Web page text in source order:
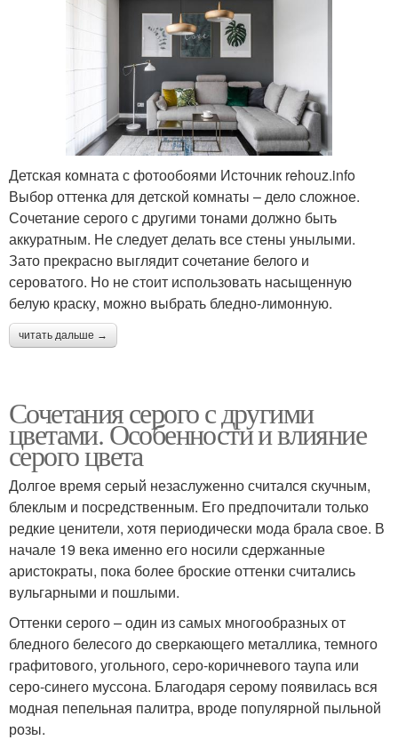
Детская комната с фотообоями Источник rehouz.info
Выбор оттенка для детской комнаты – дело сложное.
Сочетание серого с другими тонами должно быть
аккуратным. Не следует делать все стены унылыми.
Зато прекрасно выглядит сочетание белого и
сероватого. Но не стоит использовать насыщенную
белую краску, можно выбрать бледно-лимонную.
читать дальше →
Сочетания серого с другими
цветами. Особенности и влияние
серого цвета
Долгое время серый незаслуженно считался скучным,
блеклым и посредственным. Его предпочитали только
редкие ценители, хотя периодически мода брала свое. В
начале 19 века именно его носили сдержанные
аристократы, пока более броские оттенки считались
вульгарными и пошлыми.
Оттенки серого – один из самых многообразных от
бледного белесого до сверкающего металлика, темного
графитового, угольного, серо-коричневого таупа или
серо-синего муссона. Благодаря серому появилась вся
модная пепельная палитра, вроде популярной пыльной
розы.